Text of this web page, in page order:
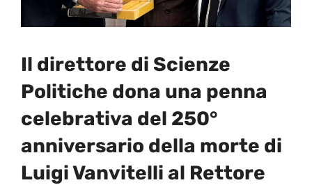
Il direttore di Scienze
Politiche dona una penna
celebrativa del 250°
anniversario della morte di
Luigi Vanvitelli al Rettore